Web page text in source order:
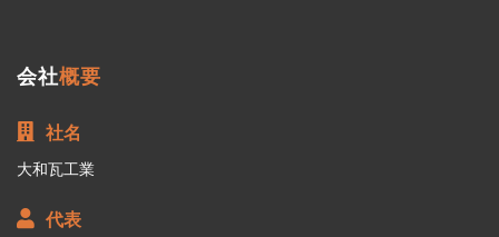
会社概要
社名
大和瓦工業
代表